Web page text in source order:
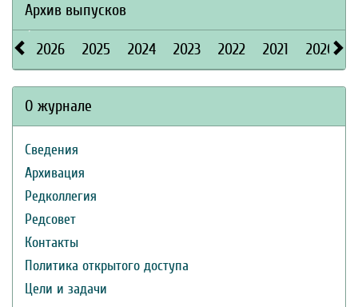
Архив выпусков
2026 2025 2024 2023 2022 2021 2020
О журнале
Сведения
Архивация
Редколлегия
Редсовет
Контакты
Политика открытого доступа
Цели и задачи